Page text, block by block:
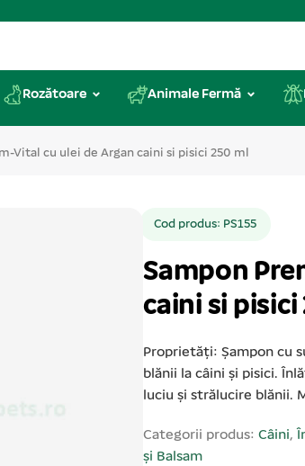
Rozătoare Animale Fermă
Vital cu ulei de Argan caini si pisici 250 ml
Cod produs: PS155
Sampon
caini si pisici
Proprietăți: Şampon cu
blănii la câini şi pisici.
luciu şi strălucire blănii.
Categorii produs: Câini,
și Balsam